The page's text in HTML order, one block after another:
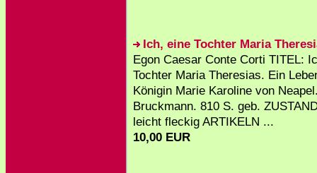
Ich, eine Tochter Maria
Egon Caesar Conte Corti TITEL:
Tochter Maria Theresias. Ein
Königin Marie Karoline von
Bruckmann. 810 S. geb.
leicht fleckig ARTIKELN ...
10,00 EUR